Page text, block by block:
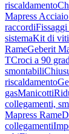
riscaldamento
Mapress
raccordi
sistemaKit di viti
RameGeberit
TCroci a 90
smontabili
riscaldamento
gasManicotti
collegamenti,
Mapress Rame
collegamenti